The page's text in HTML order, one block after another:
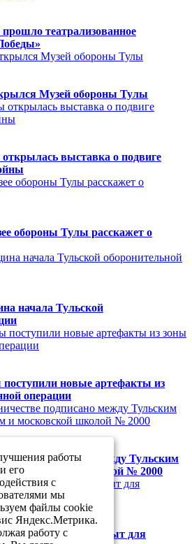
театрализованное
Музей обороны Тулы
выставка о подвиге
обороны Тулы расскажет о
начала Тульской
новые артефакты из
операции
подписано между Тульским
и московской школой № 2000
Тулы будет закрыт для
работы
его
с
мы
файлы cookie
Яндекс.Метрика.
работу с